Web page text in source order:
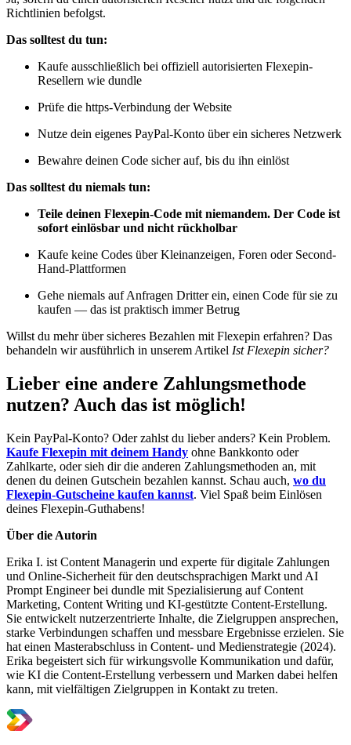
Richtlinien befolgst.
Das solltest du tun:
Kaufe ausschließlich bei offiziell autorisierten Flexepin-
Resellern wie dundle
Prüfe die https-Verbindung der Website
Nutze dein eigenes PayPal-Konto über ein sicheres Netzwerk
Bewahre deinen Code sicher auf, bis du ihn einlöst
Das solltest du niemals tun:
Teile deinen Flexepin-Code mit niemandem. Der Code ist
sofort einlösbar und nicht rückholbar
Kaufe keine Codes über Kleinanzeigen, Foren oder Second-
Hand-Plattformen
Gehe niemals auf Anfragen Dritter ein, einen Code für sie zu
kaufen — das ist praktisch immer Betrug
Willst du mehr über sicheres Bezahlen mit Flexepin erfahren? Das
behandeln wir ausführlich in unserem Artikel Ist Flexepin sicher?
Lieber eine andere Zahlungsmethode
nutzen? Auch das ist möglich!
Kein PayPal-Konto? Oder zahlst du lieber anders? Kein Problem.
Kaufe Flexepin mit deinem Handy ohne Bankkonto oder
Zahlkarte, oder sieh dir die anderen Zahlungsmethoden an, mit
denen du deinen Gutschein bezahlen kannst. Schau auch, wo du
Flexepin-Gutscheine kaufen kannst. Viel Spaß beim Einlösen
deines Flexepin-Guthabens!
Über die Autorin
Erika I. ist Content Managerin und experte für digitale Zahlungen
und Online-Sicherheit für den deutschsprachigen Markt und AI
Prompt Engineer bei dundle mit Spezialisierung auf Content
Marketing, Content Writing und KI-gestützte Content-Erstellung.
Sie entwickelt nutzerzentrierte Inhalte, die Zielgruppen ansprechen,
starke Verbindungen schaffen und messbare Ergebnisse erzielen. Sie
hat einen Masterabschluss in Content- und Medienstrategie (2024).
Erika begeistert sich für wirkungsvolle Kommunikation und dafür,
wie KI die Content-Erstellung verbessern und Marken dabei helfen
kann, mit vielfältigen Zielgruppen in Kontakt zu treten.